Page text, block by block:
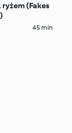
ryżem (Fakes
45 min